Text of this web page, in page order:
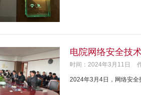
电院网络安全技
时间：2024年3月11日
2024年3月4日，网络安全